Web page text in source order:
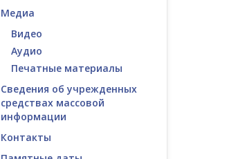
Медиа
Видео
Аудио
Печатные материалы
Сведения об учрежденных
средствах массовой
информации
Контакты